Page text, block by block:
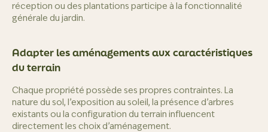
réception ou des plantations participe à la fonctionnalité
générale du jardin.
Adapter les aménagements aux caractéristiques
du terrain
Chaque propriété possède ses propres contraintes. La
nature du sol, l’exposition au soleil, la présence d’arbres
existants ou la configuration du terrain influencent
directement les choix d’aménagement.